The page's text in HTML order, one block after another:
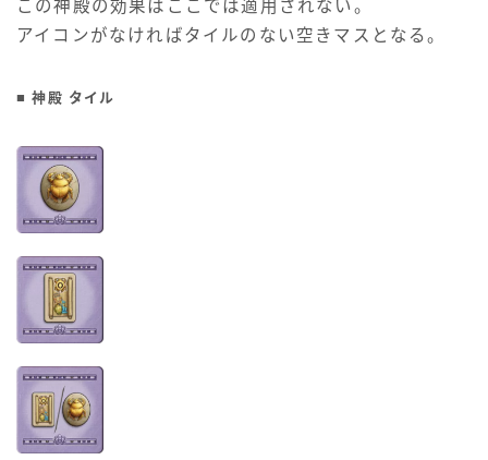
この神殿の効果はここでは適用されない。
アイコンがなければタイルのない空きマスとなる。
■ 神殿 タイル